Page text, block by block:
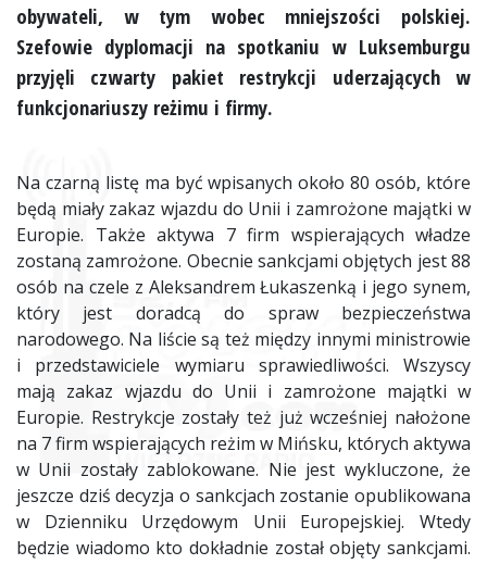
obywateli, w tym wobec mniejszości polskiej.
Szefowie dyplomacji na spotkaniu w Luksemburgu
przyjęli czwarty pakiet restrykcji uderzających w
funkcjonariuszy reżimu i firmy.
Na czarną listę ma być wpisanych około 80 osób, które
będą miały zakaz wjazdu do Unii i zamrożone majątki w
Europie. Także aktywa 7 firm wspierających władze
zostaną zamrożone. Obecnie sankcjami objętych jest 88
osób na czele z Aleksandrem Łukaszenką i jego synem,
który jest doradcą do spraw bezpieczeństwa
narodowego. Na liście są też między innymi ministrowie
i przedstawiciele wymiaru sprawiedliwości. Wszyscy
mają zakaz wjazdu do Unii i zamrożone majątki w
Europie. Restrykcje zostały też już wcześniej nałożone
na 7 firm wspierających reżim w Mińsku, których aktywa
w Unii zostały zablokowane. Nie jest wykluczone, że
jeszcze dziś decyzja o sankcjach zostanie opublikowana
w Dzienniku Urzędowym Unii Europejskiej. Wtedy
będzie wiadomo kto dokładnie został objęty sankcjami.